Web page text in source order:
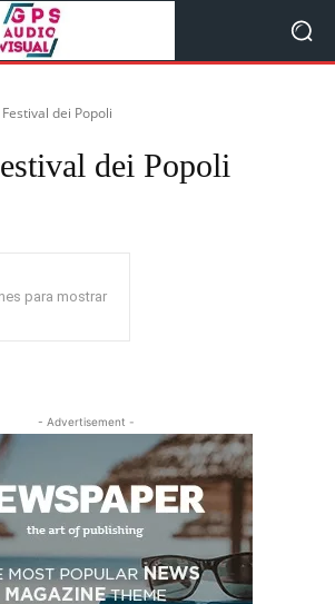
Festival dei Popoli
dei Popoli
para mostrar
- Advertisement -